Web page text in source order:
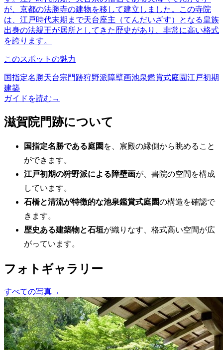
が、京都の法勝寺の建物を移して建立しました。この寺院
は、江戸時代末期まで天台座主（てんだいざす）となる皇族
出身の法親王が居所としてきた歴史があり、非常に高い格式
を誇ります。
このスポットの魅力
国指定名勝天台宗門跡狩野派障壁画池泉鑑賞式庭園江戸初期
建築
ガイドを読む →
滋賀院門跡について
国指定名勝である庭園 を、宸殿の縁側から眺めること
ができます。
江戸初期の狩野派による障壁画が、書院の空間を構成
しています。
石橋と清流が特徴的な池泉鑑賞式庭園の構造を確認で
きます。
歴史ある建築物と石垣が織りなす、格式高い空間が広
がっています。
フォトギャラリー
すべての写真→